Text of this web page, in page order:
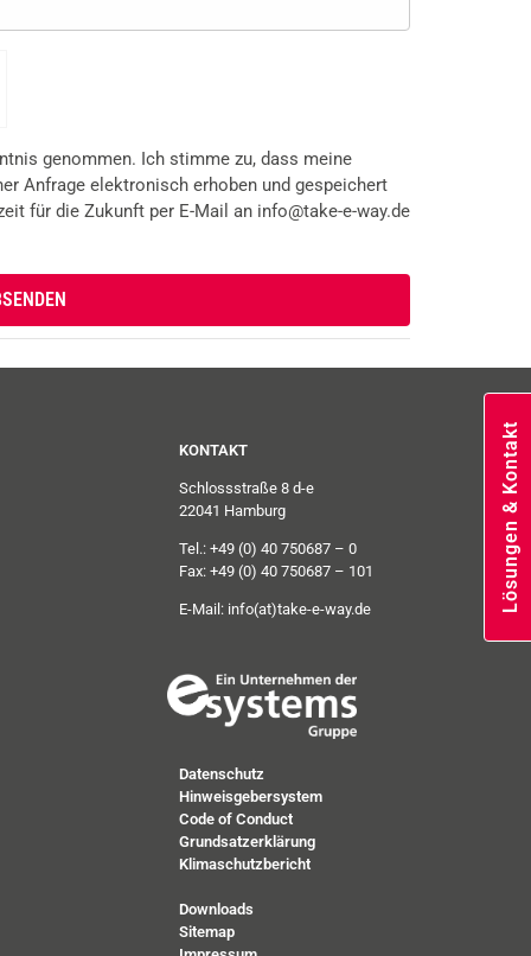
genommen. Ich stimme zu, dass meine
Anfrage elektronisch erhoben und gespeichert
für die Zukunft per E-Mail an info@take-e-way.de
KONTAKT
Schlossstraße 8 d-e
22041 Hamburg
Tel.: +49 (0) 40 750687 – 0
Fax: +49 (0) 40 750687 – 101
E-Mail: info(at)take-e-way.de
Datenschutz
Hinweisgebersystem
Code of Conduct
Grundsatzerklärung
Klimaschutzbericht
Downloads
Sitemap
Lösungen & Kontakt